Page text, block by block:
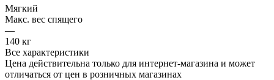
Мягкий
Макс. вес спящего
—
140 кг
Все характеристики
Цена действительна только для интернет-магазина и может
отличаться от цен в розничных магазинах